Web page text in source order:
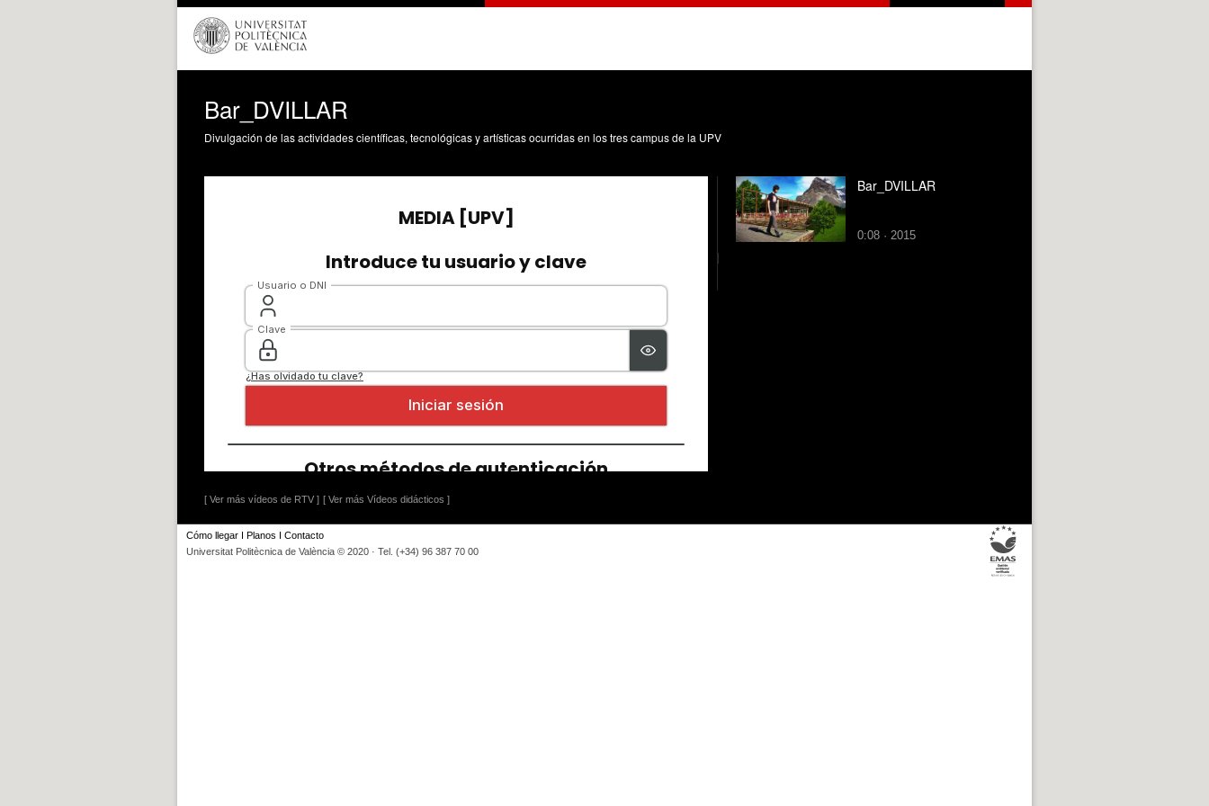
Bar_DVILLAR
Divulgación de las actividades científicas, tecnológicas y artísticas ocurridas en los tres campus de la UPV
[ Ver más vídeos de RTV ] [ Ver más Vídeos didácticos ]
Bar_DVILLAR
0:08 · 2015
Cómo llegar I Planos I Contacto
Universitat Politècnica de València © 2020 · Tel. (+34) 96 387 70 00